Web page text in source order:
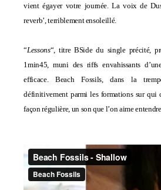
vient égayer votre journée. La voix de
reverb’, terriblement ensoleillé.
“Lessons“, titre BSide du single précité,
1min45, muni des riffs envahissants
efficace. Beach Fossils, dans la
définitivement parmi les formations sur qui
façon régulière, un son que l’on aime